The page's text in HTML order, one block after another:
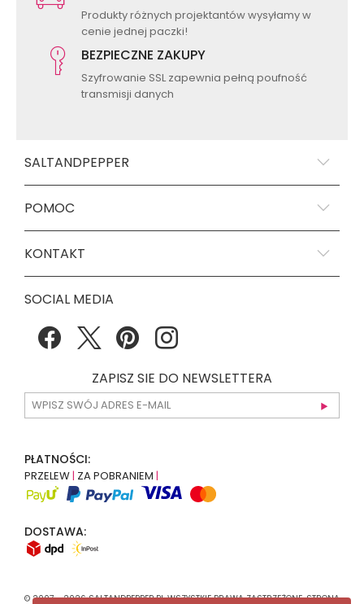
Produkty różnych projektantów wysyłamy w
cenie jednej paczki!
BEZPIECZNE ZAKUPY
Szyfrowanie SSL zapewnia pełną poufność
transmisji danych
SALTANDPEPPER
POMOC
KONTAKT
SOCIAL MEDIA
ZAPISZ SIE DO NEWSLETTERA
PŁATNOŚCI:
PRZELEW | ZA POBRANIEM |
DOSTAWA:
© 2007 - 2026 SALTANDPEPPER.PL WSZYSTKIE PRAWA ZASTRZEŻONE. STRONA